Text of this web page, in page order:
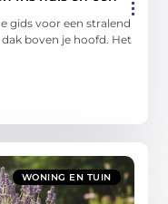
gids voor een stralend
boven je hoofd. Het
WONING EN TUIN